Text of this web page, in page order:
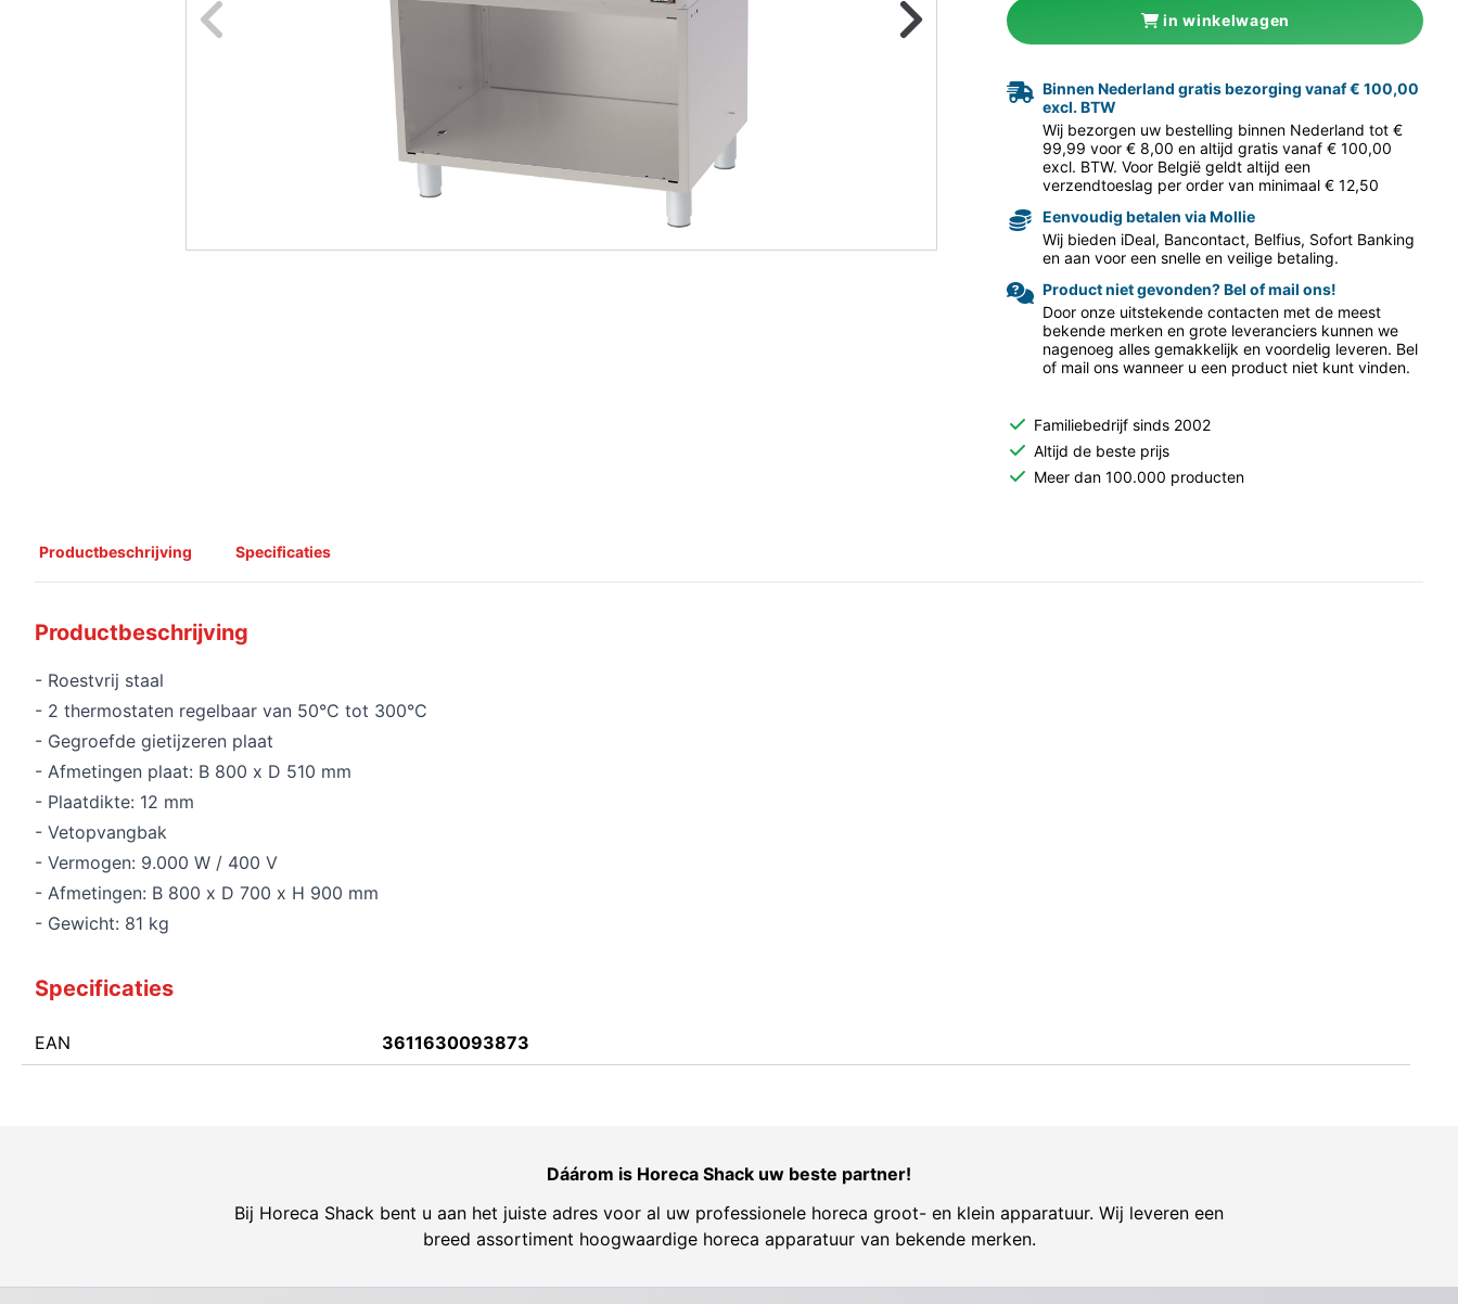
Naar vorige foto Naar volgende
in winkelwagen
Binnen Nederland gratis bezorging vanaf € 100,00
excl. BTW
Wij bezorgen uw bestelling binnen Nederland tot €
99,99 voor € 8,00 en altijd gratis vanaf € 100,00
excl. BTW. Voor België geldt altijd een
verzendtoeslag per order van minimaal € 12,50
Eenvoudig betalen via Mollie
Wij bieden iDeal, Bancontact, Belfius, Sofort Banking
en aan voor een snelle en veilige betaling.
Product niet gevonden? Bel of mail ons!
Door onze uitstekende contacten met de meest
bekende merken en grote leveranciers kunnen we
nagenoeg alles gemakkelijk en voordelig leveren. Bel
of mail ons wanneer u een product niet kunt vinden.
Familiebedrijf sinds 2002
Altijd de beste prijs
Meer dan 100.000 producten
Productbeschrijving Specificaties
Productbeschrijving
- Roestvrij staal
- 2 thermostaten regelbaar van 50°C tot 300°C
- Gegroefde gietijzeren plaat
- Afmetingen plaat: B 800 x D 510 mm
- Plaatdikte: 12 mm
- Vetopvangbak
- Vermogen: 9.000 W / 400 V
- Afmetingen: B 800 x D 700 x H 900 mm
- Gewicht: 81 kg
Specificaties
EAN 3611630093873
Dáárom is Horeca Shack uw beste partner!
Bij Horeca Shack bent u aan het juiste adres voor al uw professionele horeca groot- en klein apparatuur. Wij leveren een
breed assortiment hoogwaardige horeca apparatuur van bekende merken.